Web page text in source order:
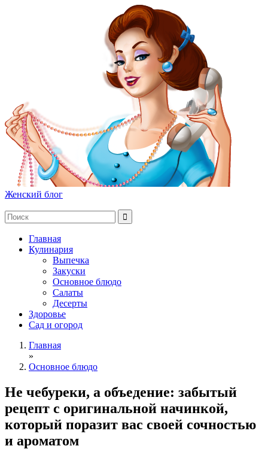
Женский блог
Главная
Кулинария
Выпечка
Закуски
Основное блюдо
Салаты
Десерты
Здоровье
Сад и огород
Главная
»
Основное блюдо
Не чебуреки, а объедение: забытый
рецепт с оригинальной начинкой,
который поразит вас своей сочностью
и ароматом